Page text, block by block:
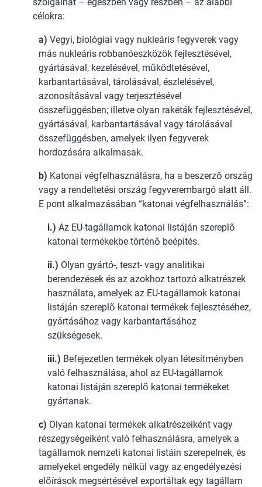
célokra:
a) Vegyi, biológiai vagy nukleáris fegyverek vagy
más nukleáris robbanóeszközök fejlesztésével,
gyártásával, kezelésével, működtetésével,
karbantartásával, tárolásával, észlelésével,
azonosításával vagy terjesztésével
összefüggésben; illetve olyan rakéták fejlesztésével,
gyártásával, karbantartásával vagy tárolásával
összefüggésben, amelyek ilyen fegyverek
hordozására alkalmasak.
b) Katonai végfelhasználásra, ha a beszerző ország
vagy a rendeltetési ország fegyverembargó alatt áll.
E pont alkalmazásában “katonai végfelhasználás”:
i.) Az EU-tagállamok katonai listáján szereplő
katonai termékekbe történő beépítés.
ii.) Olyan gyártó-, teszt- vagy analitikai
berendezések és az azokhoz tartozó alkatrészek
használata, amelyek az EU-tagállamok katonai
listáján szereplő katonai termékek fejlesztéséhez,
gyártásához vagy karbantartásához
szükségesek.
iii.) Befejezetlen termékek olyan létesítményben
való felhasználása, ahol az EU-tagállamok
katonai listáján szereplő katonai termékeket
gyártanak.
c) Olyan katonai termékek alkatrészeiként vagy
részegységeiként való felhasználásra, amelyek a
tagállamok nemzeti katonai listáin szerepelnek, és
amelyeket engedély nélkül vagy az engedélyezési
előírások megsértésével exportáltak egy tagállam